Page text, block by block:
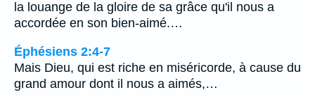
la louange de la gloire de sa grâce qu'il nous a
accordée en son bien-aimé.…
Éphésiens 2:4-7
Mais Dieu, qui est riche en miséricorde, à cause du
grand amour dont il nous a aimés,…